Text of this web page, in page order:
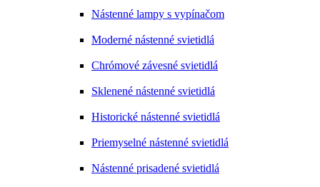
Nástenné lampy s vypínačom
Moderné nástenné svietidlá
Chrómové závesné svietidlá
Sklenené nástenné svietidlá
Historické nástenné svietidlá
Priemyselné nástenné svietidlá
Nástenné prisadené svietidlá